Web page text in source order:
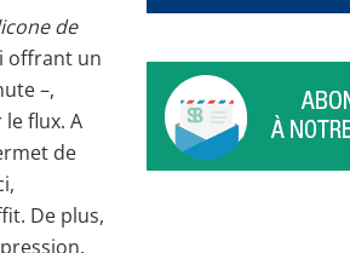
de
offrant un
–,
flux. A
de
De plus,